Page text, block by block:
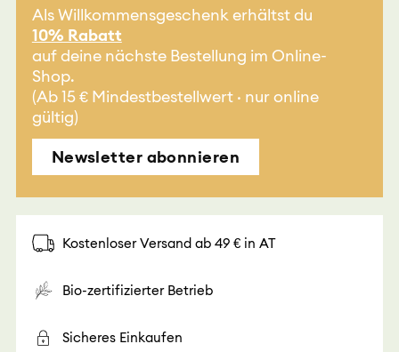
Als Willkommensgeschenk erhältst du
10% Rabatt
auf deine nächste Bestellung im Online-
Shop.
(Ab 15 € Mindestbestellwert · nur online
gültig)
Newsletter abonnieren
Kostenloser Versand ab 49 € in AT
Bio-zertifizierter Betrieb
Sicheres Einkaufen